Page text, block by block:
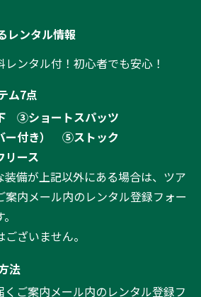
レンタル情報
ンタル付！初心者でも安心！
ム7点
③ショートスパッツ
付き）
⑤ストック
ース
備が上記以外にある場合は、ツア
案内メール内のレンタル登録フォー
ざいません。
法
ご案内メール内のレンタル登録フ